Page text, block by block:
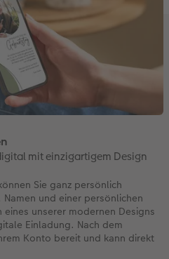
mit einzigartigem Design
Sie ganz persönlich
und einer persönlichen
unserer modernen Designs
Einladung. Nach dem
Konto bereit und kann direkt